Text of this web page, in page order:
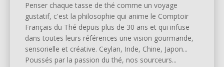
Penser chaque tasse de thé comme un voyage
gustatif, c'est la philosophie qui anime le Comptoir
Français du Thé depuis plus de 30 ans et qui infuse
dans toutes leurs références une vision gourmande,
sensorielle et créative. Ceylan, Inde, Chine, Japon...
Poussés par la passion du thé, nos sourceurs...